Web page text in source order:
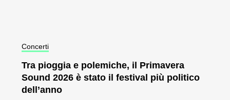
Concerti
Tra pioggia e polemiche, il Primavera
Sound 2026 è stato il festival più politico
dell’anno